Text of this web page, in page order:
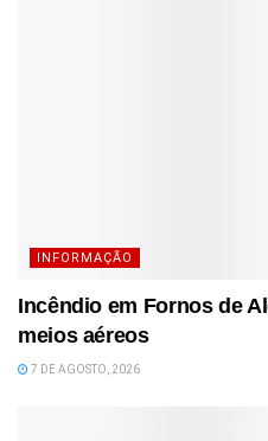
INFORMAÇÃO
Incêndio em Fornos de
meios aéreos
7 DE AGOSTO, 2026